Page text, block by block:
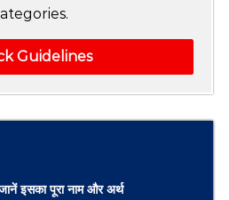
Guidelines
इसका पूरा नाम और अर्थ